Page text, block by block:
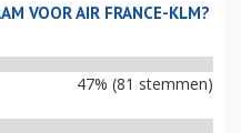
VOOR AIR FRANCE-KLM?
47% (81 stemmen)